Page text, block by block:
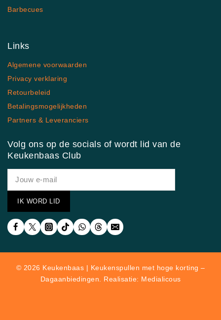
Barbecues
Links
Algemene voorwaarden
Privacy verklaring
Retourbeleid
Betalingsmogelijkheden
Partners & Leveranciers
Volg ons op de socials of wordt lid van de
Keukenbaas Club
© 2026 Keukenbaas | Keukenspullen met hoge korting –
Dagaanbiedingen. Realisatie: Medialicous